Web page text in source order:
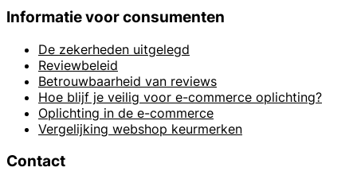
Informatie voor consumenten
De zekerheden uitgelegd
Reviewbeleid
Betrouwbaarheid van reviews
Hoe blijf je veilig voor e-commerce oplichting?
Oplichting in de e-commerce
Vergelijking webshop keurmerken
Contact